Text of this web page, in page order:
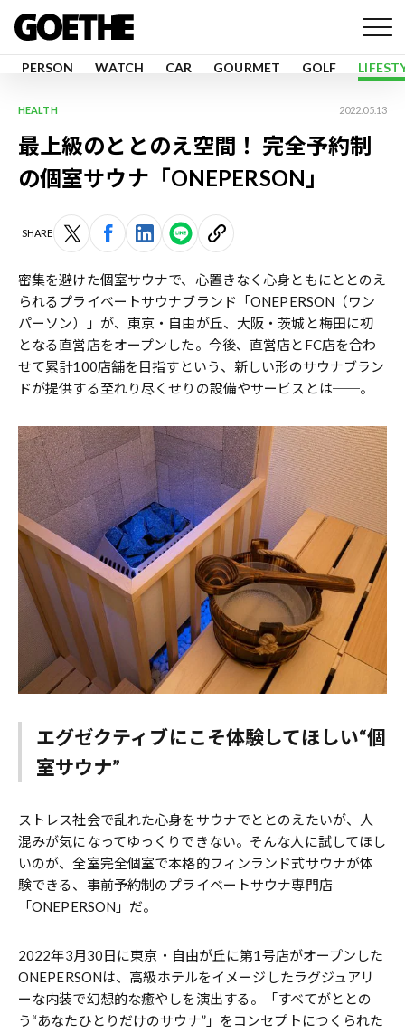
PERSON WATCH CAR GOURMET GOLF
HEALTH 2022.05.13
最上級のととのえ空間！ 完全予約制
の個室サウナ「ONEPERSON」
SHARE
密集を避けた個室サウナで、心置きなく心身ともにととのえ
られるプライベートサウナブランド「ONEPERSON（ワン
パーソン）」が、東京・自由が丘、大阪・茨城と梅田に初
となる直営店をオープンした。今後、直営店とFC店を合わ
せて累計100店舗を目指すという、新しい形のサウナブラン
ドが提供する至れり尽くせりの設備やサービスとは──。
エグゼクティブにこそ体験してほしい“個
室サウナ”
ストレス社会で乱れた心身をサウナでととのえたいが、人
混みが気になってゆっくりできない。そんな人に試してほし
いのが、全室完全個室で本格的フィンランド式サウナが体
験できる、事前予約制のプライベートサウナ専門店
「ONEPERSON」だ。
2022年3月30日に東京・自由が丘に第1号店がオープンした
ONEPERSONは、高級ホテルをイメージしたラグジュアリ
ーな内装で幻想的な癒やしを演出する。「すべてがととの
う“あなたひとりだけのサウナ”」をコンセプトにつくられた